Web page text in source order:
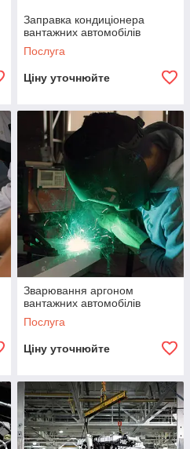
Заправка кондиціонера
вантажних автомобілів
Послуга
Ціну уточнюйте
Зварювання аргоном
вантажних автомобілів
Послуга
Ціну уточнюйте